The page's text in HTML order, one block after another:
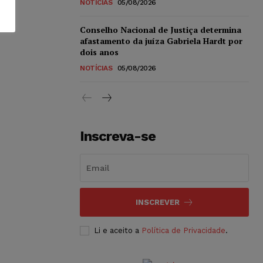
NOTÍCIAS 05/08/2026
Conselho Nacional de Justiça determina
afastamento da juíza Gabriela Hardt por
dois anos
NOTÍCIAS 05/08/2026
Inscreva-se
INSCREVER
Li e aceito a Política de Privacidade.